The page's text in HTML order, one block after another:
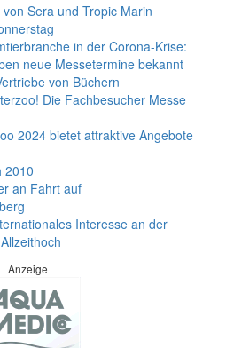
Sera und Tropic Marin
in der Corona-Krise:
neue Messetermine bekannt
von Büchern
Die Fachbesucher Messe
2024 bietet attraktive Angebote
2010
an Fahrt auf
Interesse an der
Anzeige